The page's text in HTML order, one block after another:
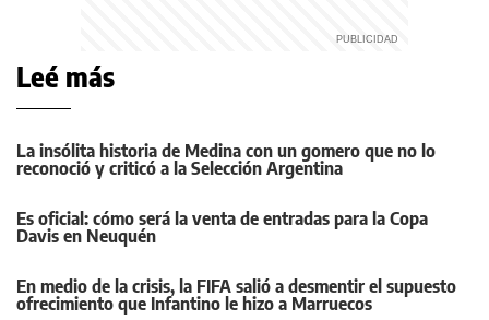
Leé más
La insólita historia de Medina con un gomero que no lo
reconoció y criticó a la Selección Argentina
Es oficial: cómo será la venta de entradas para la Copa
Davis en Neuquén
En medio de la crisis, la FIFA salió a desmentir el supuesto
ofrecimiento que Infantino le hizo a Marruecos